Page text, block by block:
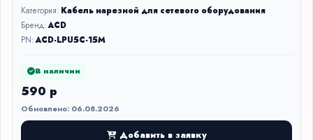
Категория: Кабель нарезной для сетевого оборудования
Бренд:ACD
PN:ACD-LPU5C-15M
В наличии
590 р
Обновлено: 06.08.2026
Добавить в заявку